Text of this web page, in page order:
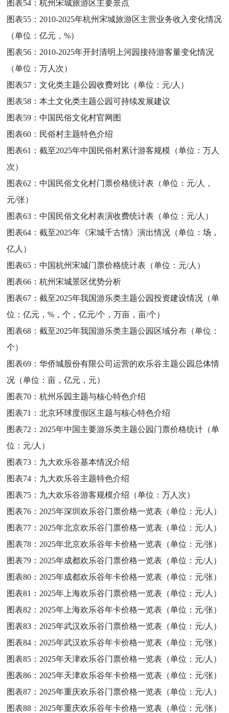
图表54：杭州宋城旅游区主要景点
图表55： 2010-2025年杭州宋城旅游区主营业务收入变化情况
（单位：亿元，%）
图表56： 2010-2025年开封清明上河园接待游客量变化情况
（单位：万人次）
图表57：文化类主题公园收费对比（单位：元/人）
图表58：本土文化类主题公园可持续发展建议
图表59：中国民俗文化村官网图
图表60： 民俗村主题特色介绍
图表61：截至2025年中国民俗村累计游客规模（单位：万人
次）
图表62：中国民俗文化村门票价格统计表（单位：元/人，
元/张）
图表63：中国民俗文化村表演收费统计表（单位：元/人）
图表64：截至2025年《宋城千古情》演出情况（单位：场，
亿人）
图表65：中国杭州宋城门票价格统计表（单位：元/人）
图表66：杭州宋城景区优势分析
图表67：截至2025年我国游乐类主题公园投资建设情况（单
位：亿元，%，个，亿元/个，万亩，亩/个）
图表68：截至2025年我国游乐类主题公园区域分布（单位：
个）
图表69：华侨城股份有限公司运营的欢乐谷主题公园总体情
况（单位：亩，亿元，元）
图表70：杭州乐园主题与核心特色介绍
图表71：北京环球度假区主题与核心特色介绍
图表72： 2025年中国主要游乐类主题公园门票价格统计（单
位：元/人）
图表73： 九大欢乐谷基本情况介绍
图表74： 九大欢乐谷主题特色介绍
图表75： 九大欢乐谷游客规模介绍（单位：万人次）
图表76： 2025年深圳欢乐谷门票价格一览表（单位：元/人）
图表77： 2025年北京欢乐谷门票价格一览表（单位：元/人）
图表78： 2025年北京欢乐谷年卡价格一览表（单位：元/张）
图表79： 2025年成都欢乐谷门票价格一览表（单位：元/人）
图表80： 2025年成都欢乐谷年卡价格一览表（单位：元/张）
图表81： 2025年上海欢乐谷门票价格一览表（单位：元/人）
图表82： 2025年上海欢乐谷年卡价格一览表（单位：元/张）
图表83： 2025年武汉欢乐谷门票价格一览表（单位：元/人）
图表84： 2025年武汉欢乐谷年卡价格一览表（单位：元/张）
图表85： 2025年天津欢乐谷门票价格一览表（单位：元/人）
图表86： 2025年天津欢乐谷年卡价格一览表（单位：元/张）
图表87： 2025年重庆欢乐谷门票价格一览表（单位：元/人）
图表88： 2025年重庆欢乐谷年卡价格一览表（单位：元/张）